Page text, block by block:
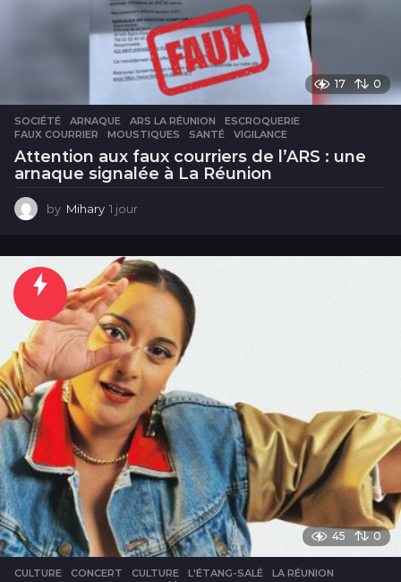
17 0
SOCIÉTÉ ARNAQUE ,ARS LA RÉUNION ,ESCROQUERIE
FAUX COURRIER
,MOUSTIQUES ,SANTÉ ,VIGILANCE
Attention aux faux courriers de l’ARS : une
arnaque signalée à La Réunion
by Mihary 1 jour
u
r
45 0
CULTURE CONCERT ,CULTURE ,L'ÉTANG-SALÉ ,LA RÉUNION